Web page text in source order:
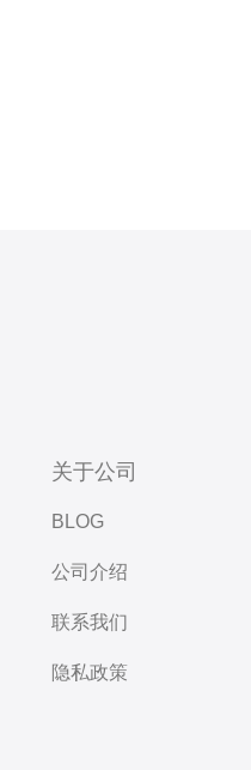
关于公司
BLOG
公司介绍
联系我们
隐私政策